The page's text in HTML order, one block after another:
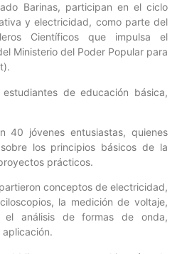
Barinas, participan en el ciclo
y electricidad, como parte del
Científicos que impulsa el
Ministerio del Poder Popular para
de educación básica,
40 jóvenes entusiastas, quienes
los principios básicos de la
prácticos.
conceptos de electricidad,
la medición de voltaje,
análisis de formas de onda,